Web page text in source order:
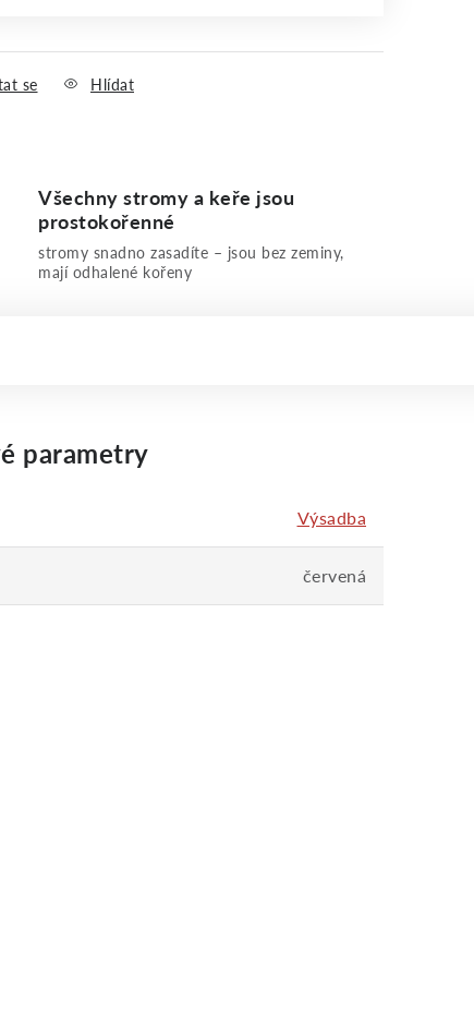
se Hlídat
Všechny stromy a keře jsou
prostokořenné
stromy snadno zasadíte – jsou bez zeminy,
mají odhalené kořeny
parametry
Výsadba
červená